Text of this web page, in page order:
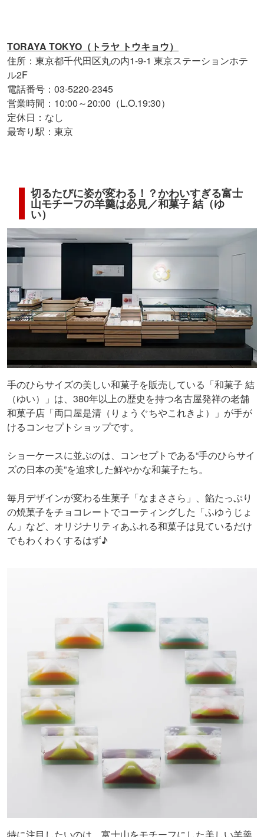
TORAYA TOKYO（トラヤ トウキョウ）
住所：東京都千代田区丸の内1-9-1 東京ステーションホテ
ル2F
電話番号：03-5220-2345
営業時間：10:00～20:00（L.O.19:30）
定休日：なし
最寄り駅：東京
切るたびに姿が変わる！？かわいすぎる富士
山モチーフの羊羹は必見／和菓子 結（ゆ
い）
手のひらサイズの美しい和菓子を販売している「和菓子 結
（ゆい）」は、380年以上の歴史を持つ名古屋発祥の老舗
和菓子店「両口屋是清（りょうぐちやこれきよ）」が手が
けるコンセプトショップです。
ショーケースに並ぶのは、コンセプトである“手のひらサイ
ズの日本の美”を追求した鮮やかな和菓子たち。
毎月デザインが変わる生菓子「なまささら」、餡たっぷり
の焼菓子をチョコレートでコーティングした「ふゆうじょ
ん」など、オリジナリティあふれる和菓子は見ているだけ
でもわくわくするはず♪
特に注目したいのは、富士山をモチーフにした美しい羊羹